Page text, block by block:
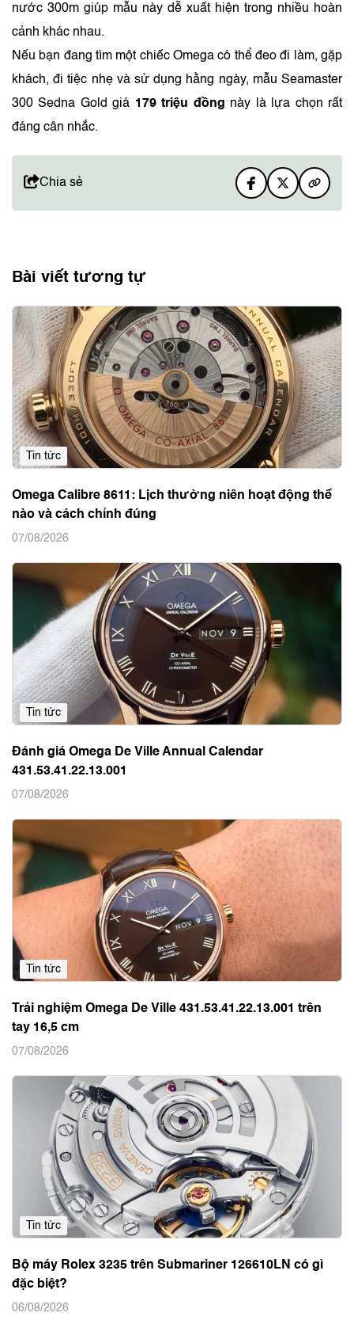
nước 300m giúp mẫu này dễ xuất hiện trong nhiều hoàn
cảnh khác nhau.
Nếu bạn đang tìm một chiếc Omega có thể đeo đi làm, gặp
khách, đi tiệc nhẹ và sử dụng hằng ngày, mẫu Seamaster
300 Sedna Gold giá 179 triệu đồng này là lựa chọn rất
đáng cân nhắc.
Chia sẻ
Bài viết tương tự
Tin tức
Omega Calibre 8611: Lịch thường niên hoạt động thế
nào và cách chỉnh đúng
07/08/2026
Tin tức
Đánh giá Omega De Ville Annual Calendar
431.53.41.22.13.001
07/08/2026
Tin tức
Trải nghiệm Omega De Ville 431.53.41.22.13.001 trên
tay 16,5 cm
07/08/2026
Tin tức
Bộ máy Rolex 3235 trên Submariner 126610LN có gì
đặc biệt?
06/08/2026